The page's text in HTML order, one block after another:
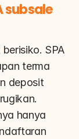
subsale
SPA
terma
deposit
hanya